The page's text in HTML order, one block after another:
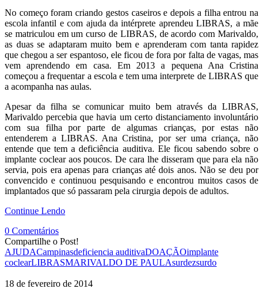
No começo foram criando gestos caseiros e depois a filha entrou na
escola infantil e com ajuda da intérprete aprendeu LIBRAS, a mãe
se matriculou em um curso de LIBRAS, de acordo com Marivaldo,
as duas se adaptaram muito bem e aprenderam com tanta rapidez
que chegou a ser espantoso, ele ficou de fora por falta de vagas, mas
vem aprendendo em casa. Em 2013 a pequena Ana Cristina
começou a frequentar a escola e tem uma interprete de LIBRAS que
a acompanha nas aulas.
Apesar da filha se comunicar muito bem através da LIBRAS,
Marivaldo percebia que havia um certo distanciamento involuntário
com sua filha por parte de algumas crianças, por estas não
entenderem a LIBRAS. Ana Cristina, por ser uma criança, não
entende que tem a deficiência auditiva. Ele ficou sabendo sobre o
implante coclear aos poucos. De cara lhe disseram que para ela não
servia, pois era apenas para crianças até dois anos. Não se deu por
convencido e continuou pesquisando e encontrou muitos casos de
implantados que só passaram pela cirurgia depois de adultos.
Continue Lendo
0 Comentários
Compartilhe o Post!
AJUDACampinasdeficiencia auditivaDOAÇÃOimplante
coclearLIBRASMARIVALDO DE PAULAsurdezsurdo
18 de fevereiro de 2014